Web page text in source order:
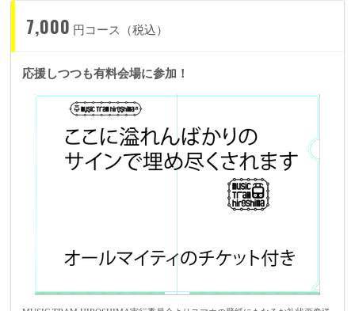
『出演者の紹介』
・足袋井（のら犬）
・トラノコネコカ
7,000 円コース（税込）
応援しつつも有料会場に参加！